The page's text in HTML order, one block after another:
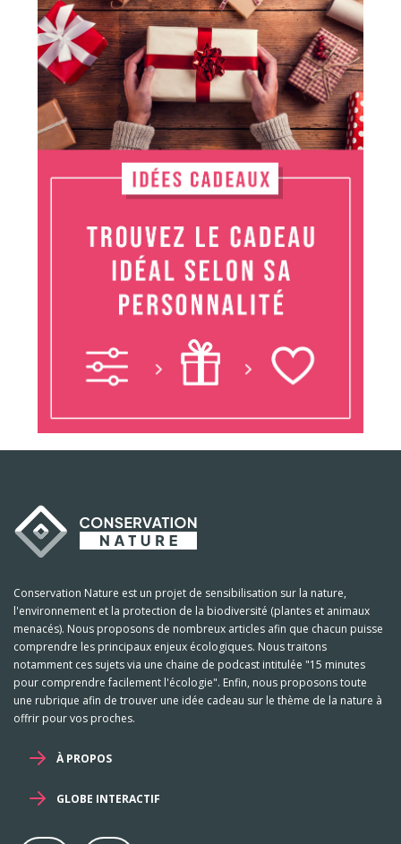
Conservation Nature est un projet de sensibilisation sur la nature,
l'environnement et la protection de la biodiversité (plantes et animaux
menacés). Nous proposons de nombreux articles afin que chacun puisse
comprendre les principaux enjeux écologiques. Nous traitons
notamment ces sujets via une chaine de podcast intitulée "15 minutes
pour comprendre facilement l'écologie". Enfin, nous proposons toute
une rubrique afin de trouver une idée cadeau sur le thème de la nature à
offrir pour vos proches.
À PROPOS
GLOBE INTERACTIF